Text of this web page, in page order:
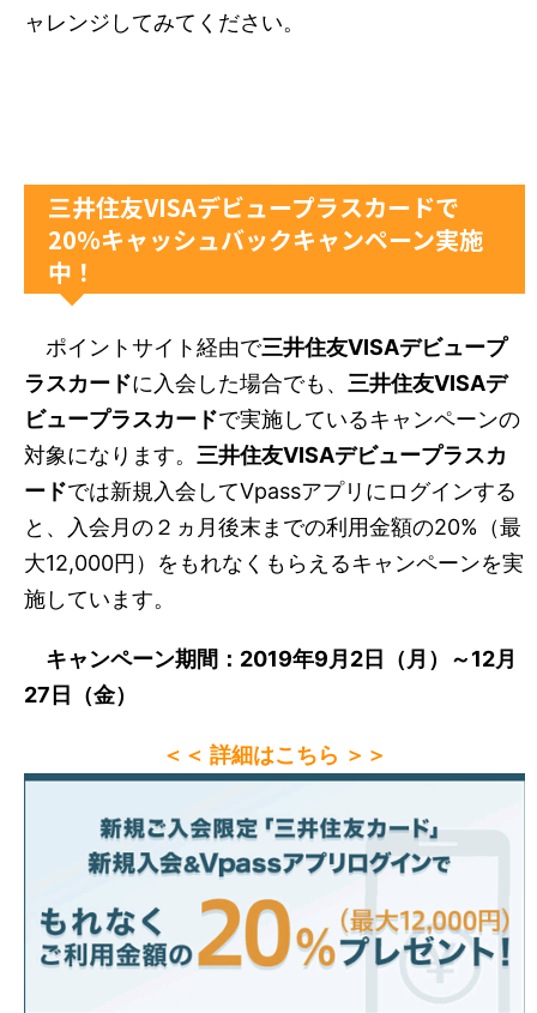
ャレンジしてみてください。
三井住友VISAデビュープラスカードで
20％キャッシュバックキャンペーン実施
中！
ポイントサイト経由で三井住友VISAデビュープ
ラスカードに入会した場合でも、 三井住友VISAデ
ビュープラスカードで実施しているキャンペーンの
対象になります。 三井住友VISAデビュープラスカ
ードでは新規入会してVpassアプリにログインする
と、入会月の２ヵ月後末までの利用金額の20%（最
大12,000円）をもれなくもらえるキャンペーンを実
施しています。
キャンペーン期間：2019年9月2日（月）～12月
27日（金）
＜＜ 詳細はこちら ＞＞